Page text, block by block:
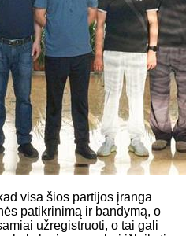
visa šios partijos įranga
patikrinimą ir bandymą, o
užregistruoti, o tai gali